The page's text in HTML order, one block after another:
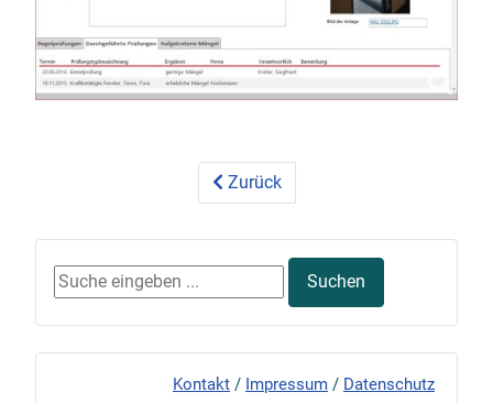
Zurück
Suchen ...
Suchen
Kontakt / Impressum / Datenschutz